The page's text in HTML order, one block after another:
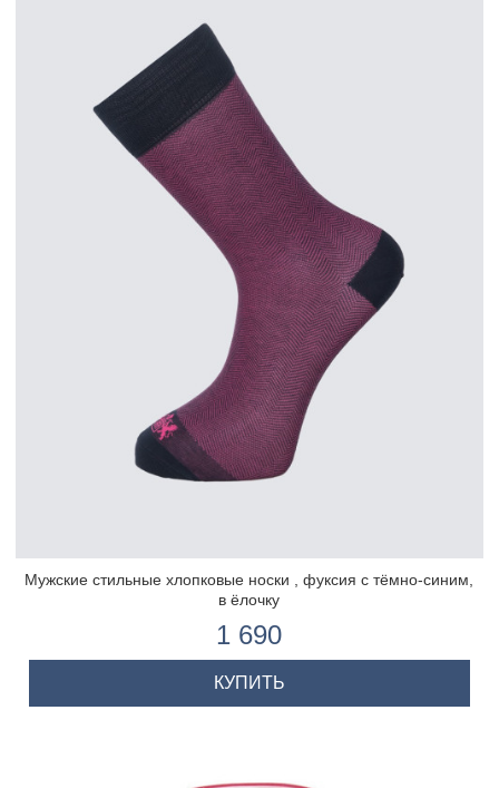
Мужские стильные хлопковые носки , фуксия с тёмно-синим,
в ёлочку
1 690
КУПИТЬ